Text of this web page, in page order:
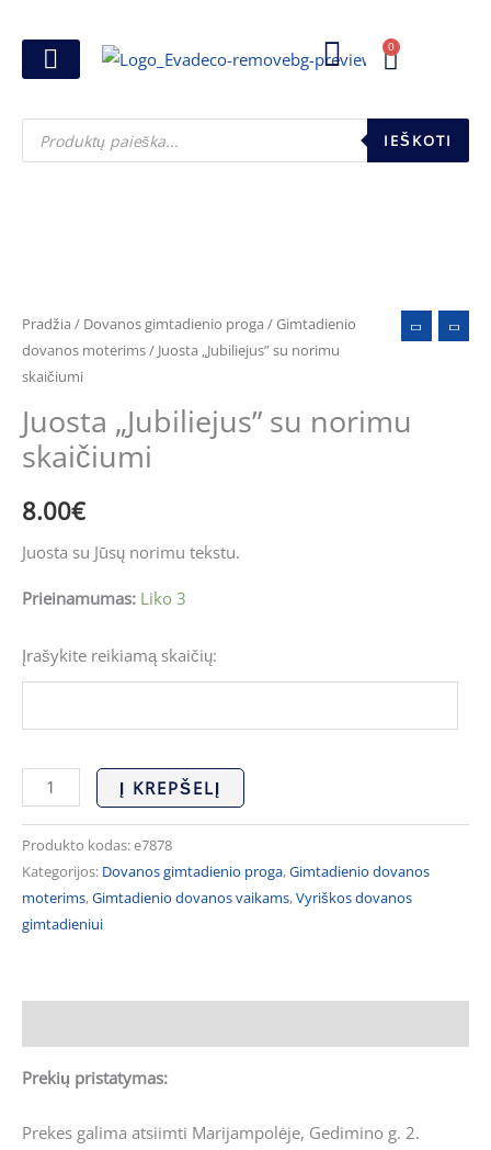
prie
turinio
0
Cart
Products
search IEŠKOTI
Pradžia / Dovanos gimtadienio proga /Gimtadienio
dovanos moterims/ Juosta „Jubiliejus” su norimu
skaičiumi
Juosta „Jubiliejus” su norimu
skaičiumi
8.00€
Juosta su Jūsų norimu tekstu.
Prieinamumas: Liko 3
Įrašykite reikiamą skaičių:
Juosta
"Jubiliejus"
su
norimu
skaičiumi
Į KREPŠELĮ
Produkto kodas:e7878
Kategorijos: Dovanos gimtadienio proga,Gimtadienio dovanos
moterims,Gimtadienio dovanos vaikams,Vyriškos dovanos
gimtadieniui
Prekių pristatymas:
Prekes galima atsiimti Marijampolėje, Gedimino g. 2.